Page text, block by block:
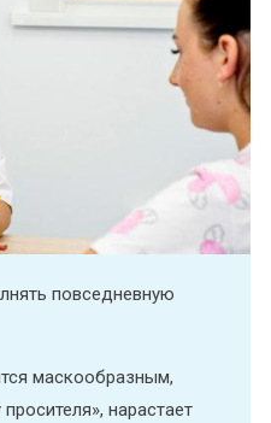
повседневную
маскообразным,
нарастает